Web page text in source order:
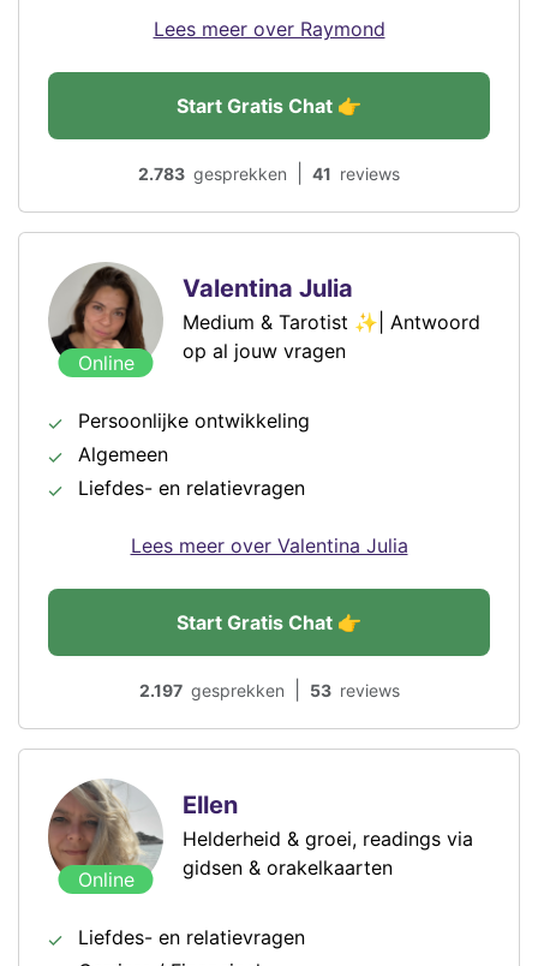
41 reviews
2.783 gesprekken
Start Gratis Chat 👉
Lees meer over Raymond
Online
Valentina Julia
Medium & Tarotist ✨| Antwoord
op al jouw vragen
Persoonlijke ontwikkeling
Algemeen
Liefdes- en relatievragen
53 reviews
2.197 gesprekken
Start Gratis Chat 👉
Lees meer over Valentina Julia
Online
Ellen
Helderheid & groei, readings via
gidsen & orakelkaarten
Liefdes- en relatievragen